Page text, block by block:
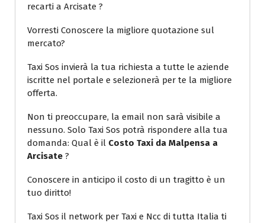
recarti a Arcisate ?
Vorresti Conoscere la migliore quotazione sul
mercato?
Taxi Sos invierà la tua richiesta a tutte le aziende
iscritte nel portale e selezionerà per te la migliore
offerta.
Non ti preoccupare, la email non sarà visibile a
nessuno. Solo Taxi Sos potrà rispondere alla tua
domanda: Qual è il Costo Taxi da Malpensa a
Arcisate ?
Conoscere in anticipo il costo di un tragitto è un
tuo diritto!
Taxi Sos il network per Taxi e Ncc di tutta Italia ti